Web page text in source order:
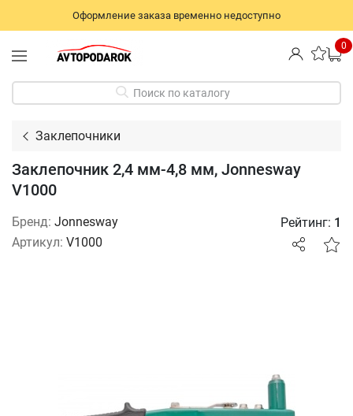
Оформление заказа временно недоступно
0
Поиск по каталогу
Заклепочники
Заклепочник 2,4 мм-4,8 мм, Jonnesway
V1000
Бренд: Jonnesway
Артикул: V1000
Рейтинг: 1